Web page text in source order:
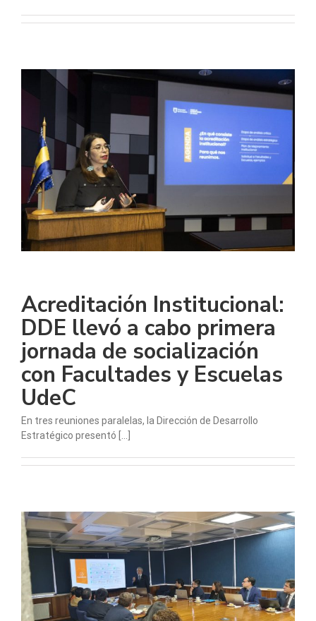
Acreditación Institucional:
DDE llevó a cabo primera
jornada de socialización
con Facultades y Escuelas
UdeC
En tres reuniones paralelas, la Dirección de Desarrollo
Estratégico presentó [...]